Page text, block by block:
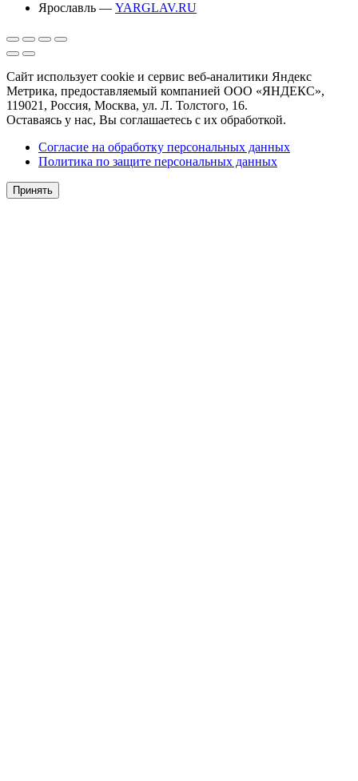
Ярославль — YARGLAV.RU
Сайт использует cookie и сервис веб-аналитики Яндекс
Метрика, предоставляемый компанией ООО «ЯНДЕКС»,
119021, Россия, Москва, ул. Л. Толстого, 16.
Оставаясь у нас, Вы соглашаетесь с их обработкой.
Согласие на обработку персональных данных
Политика по защите персональных данных
Принять